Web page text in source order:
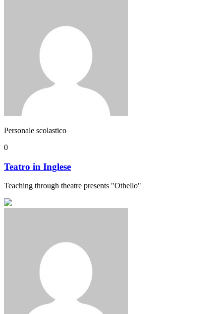
Personale scolastico
0
Teatro in Inglese
Teaching through theatre presents "Othello"